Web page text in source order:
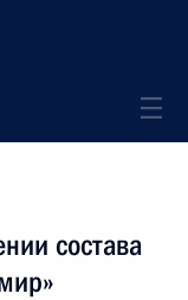
состава